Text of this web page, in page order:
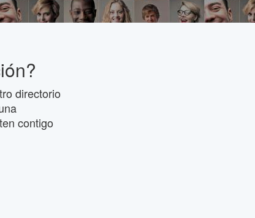
directorio
contigo